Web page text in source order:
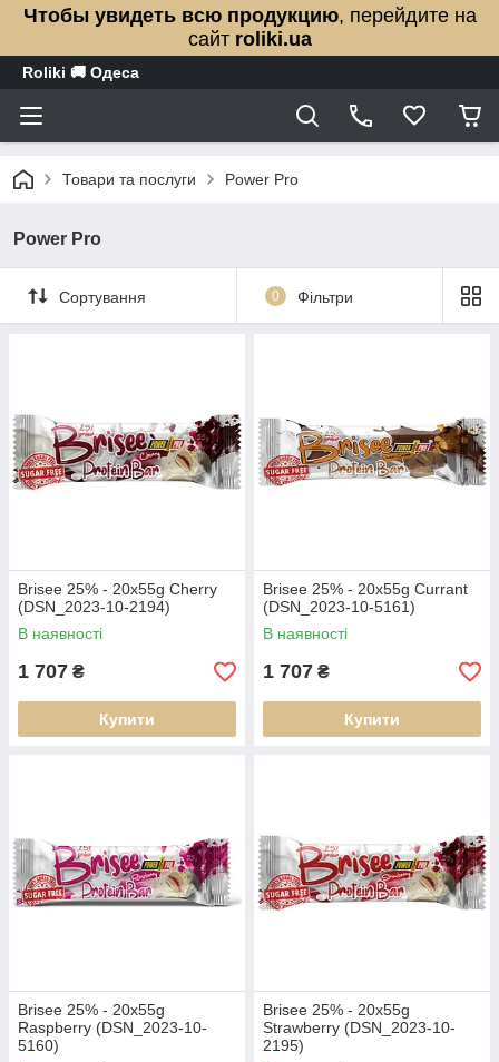
Чтобы увидеть всю продукцию, перейдите на
сайт roliki.ua
Roliki 🚚 Одеса
Товари та послуги Power Pro
Power Pro
Сортування 0 Фільтри
Brisee 25% - 20х55g Cherry
(DSN_2023-10-2194)
В наявності
1 707 ₴
Купити
Brisee 25% - 20х55g Currant
(DSN_2023-10-5161)
В наявності
1 707 ₴
Купити
Brisee 25% - 20х55g
Raspberry (DSN_2023-10-
5160)
Brisee 25% - 20х55g
Strawberry (DSN_2023-10-
2195)